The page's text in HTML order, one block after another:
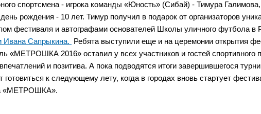
спортсмена - игрока команды «Юность» (Сибай) - Тимура
рождения - 10 лет. Тимур получил в подарок от организаторов
фестиваля и автографами основателей Школы уличного футбола в
Ивана Сапрыкина.
Ребята выступили еще и на церемонии открытия
«МЕТРОШКА 2016» оставил у всех участников и гостей спортивного
и позитива. А пока подводятся итоги завершившегося
готовиться к следующему лету, когда в городах вновь стартует
«МЕТРОШКА».